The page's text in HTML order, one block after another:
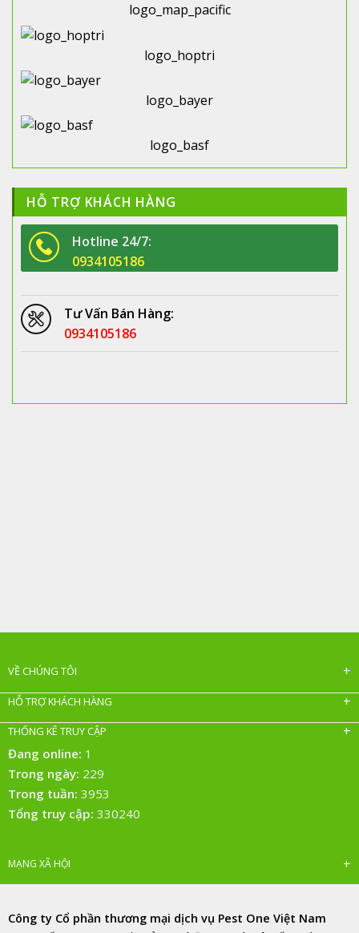
logo_map_pacific
logo_hoptri
logo_bayer
logo_basf
HỖ TRỢ KHÁCH HÀNG
Hotline 24/7:
0934105186
Tư Vấn Bán Hàng:
0934105186
VỀ CHÚNG TÔI
HỖ TRỢ KHÁCH HÀNG
THỐNG KÊ TRUY CẬP
Đang online: 1
Trong ngày: 229
Trong tuần: 3953
Tổng truy cập: 330240
MẠNG XÃ HỘI
Công ty Cổ phần thương mại dịch vụ Pest One Việt Nam